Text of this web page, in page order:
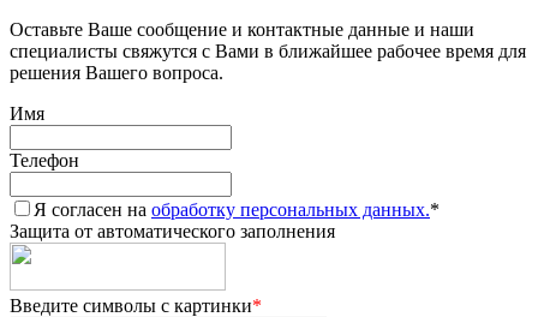
Оставьте Ваше сообщение и контактные данные и наши
специалисты свяжутся с Вами в ближайшее рабочее время для
решения Вашего вопроса.
Имя
Телефон
Я согласен на обработку персональных данных.*
Защита от автоматического заполнения
Введите символы с картинки*